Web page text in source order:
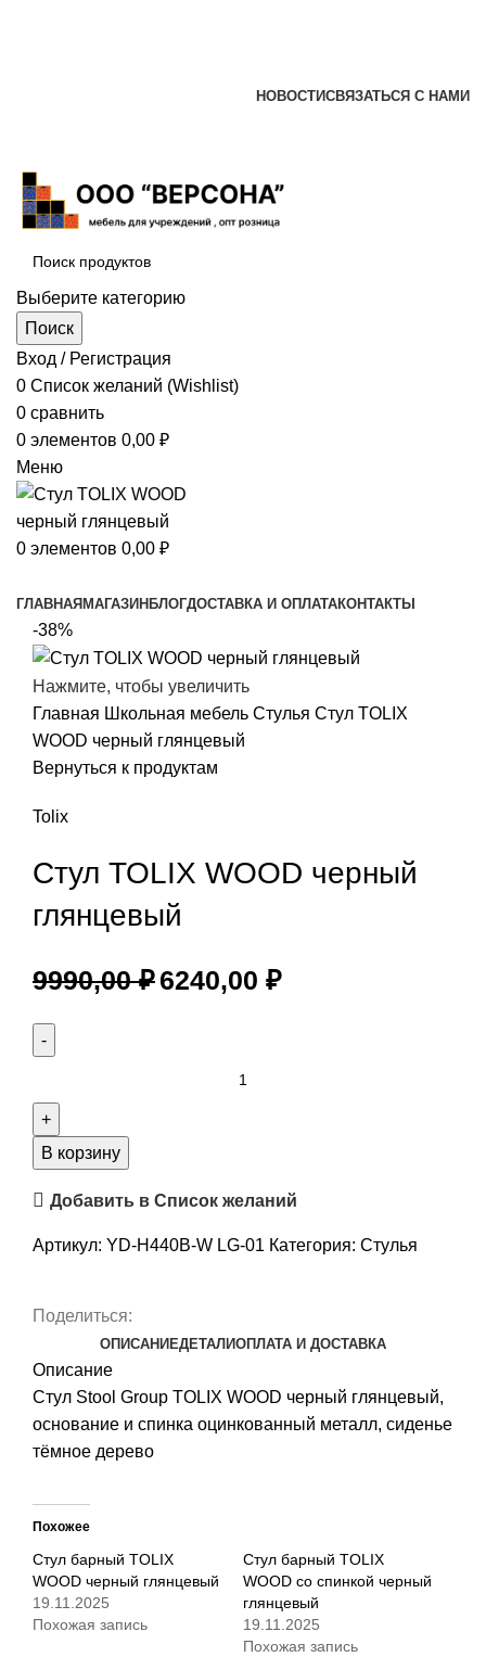
НОВОСТИСВЯЗАТЬСЯ С НАМИ
Выберите категорию
Поиск
Вход / Регистрация
0 Список желаний (Wishlist)
0 сравнить
0 элементов 0,00 ₽
Меню
0 элементов 0,00 ₽
ГЛАВНАЯМАГАЗИНБЛОГДОСТАВКА И ОПЛАТАКОНТАКТЫ
-38%
Нажмите, чтобы увеличить
Главная Школьная мебель Стулья Стул TOLIX
WOOD черный глянцевый
Вернуться к продуктам
Tolix
Стул TOLIX WOOD черный
глянцевый
9990,00₽6240,00 ₽
В корзину
Добавить в Список желаний
Артикул: YD-H440B-W LG-01 Категория: Стулья
Поделиться:
ОПИСАНИЕДЕТАЛИОПЛАТА И ДОСТАВКА
Описание
Стул Stool Group TOLIX WOOD черный глянцевый,
основание и спинка оцинкованный металл, сиденье
тёмное дерево
Похожее
Стул барный TOLIX
WOOD черный глянцевый
19.11.2025
Похожая запись
Стул барный TOLIX
WOOD со спинкой черный
глянцевый
19.11.2025
Похожая запись